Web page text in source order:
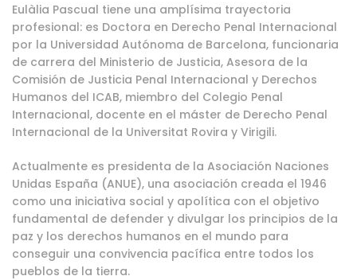
Eulàlia Pascual tiene una amplísima trayectoria
profesional: es Doctora en Derecho Penal Internacional
por la Universidad Autónoma de Barcelona, funcionaria
de carrera del Ministerio de Justicia, Asesora de la
Comisión de Justicia Penal Internacional y Derechos
Humanos del ICAB, miembro del Colegio Penal
Internacional, docente en el máster de Derecho Penal
Internacional de la Universitat Rovira y Virigili.
Actualmente es presidenta de la Asociación Naciones
Unidas España (ANUE), una asociación creada el 1946
como una iniciativa social y apolítica con el objetivo
fundamental de defender y divulgar los principios de la
paz y los derechos humanos en el mundo para
conseguir una convivencia pacífica entre todos los
pueblos de la tierra.